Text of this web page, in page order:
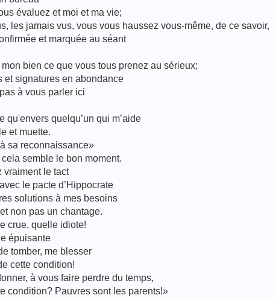
évaluez et moi et ma vie;
les jamais vus, vous vous haussez vous-même, de ce savoir,
et marquée au séant
bien ce que vous tous prenez au sérieux;
et signatures en abondance
à vous parler ici
qu'envers quelqu’un qui m’aide
et muette.
sa reconnaissance»
semble le bon moment.
vraiment le tact
le pacte d’Hippocrate
solutions à mes besoins
non pas un chantage.
crue, quelle idiote!
épuisante
tomber, me blesser
cette condition!
à vous faire perdre du temps,
condition? Pauvres sont les parents!»